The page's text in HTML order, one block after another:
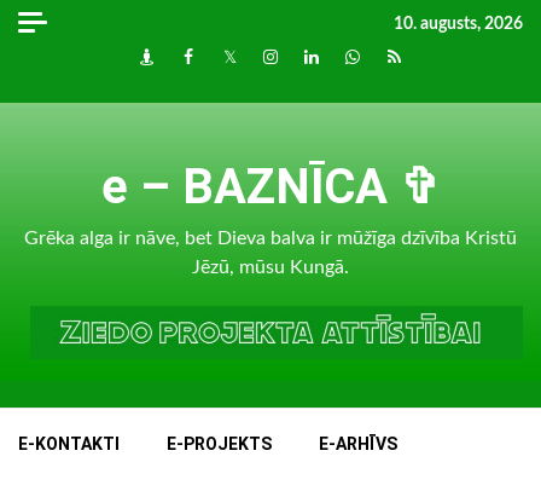
Skip
10. augusts, 2026
DraugiemFacebook
TwitterInstagram
LinkedInwhatsapp
RSS
e – BAZNĪCA ✞
Grēka alga ir nāve, bet Dieva balva ir mūžīga dzīvība Kristū
Jēzū, mūsu Kungā.
E-KONTAKTI E-PROJEKTS E-ARHĪVS